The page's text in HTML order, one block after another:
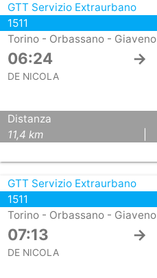
GTT Servizio Extraurbano
1511
Torino - Orbassano - Giaveno
06:24 →
DE NICOLA
Distanza
11,4 km
GTT Servizio Extraurbano
1511
Torino - Orbassano - Giaveno
07:13 →
DE NICOLA